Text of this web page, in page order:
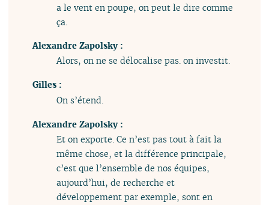
a le vent en poupe, on peut le dire comme
ça.
Alexandre Zapolsky :
Alors, on ne se délocalise pas. on investit.
Gilles :
On s’étend.
Alexandre Zapolsky :
Et on exporte. Ce n’est pas tout à fait la
même chose, et la différence principale,
c’est que l’ensemble de nos équipes,
aujourd’hui, de recherche et
développement par exemple, sont en